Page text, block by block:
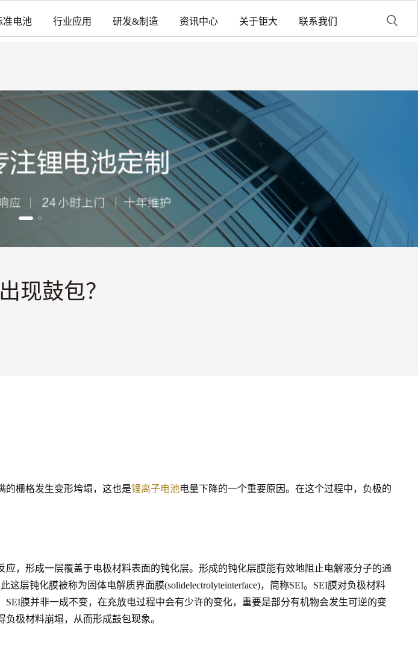
准电池 行业应用 研发&制造 资讯中心 关于钜大 联系我们
现鼓包？
的栅格发生变形垮塌，这也是锂离子电池电量下降的一个重要原因。在这个过程中，负极的
，形成一层覆盖于电极材料表面的钝化层。形成的钝化层膜能有效地阻止电解液分子的通
层钝化膜被称为固体电解质界面膜(solidelectrolyteinterface)，简称SEI。SEI膜对负极材料
膜并非一成不变，在充放电过程中会有少许的变化，重要是部分有机物会发生可逆的变
极材料崩塌，从而形成鼓包现象。